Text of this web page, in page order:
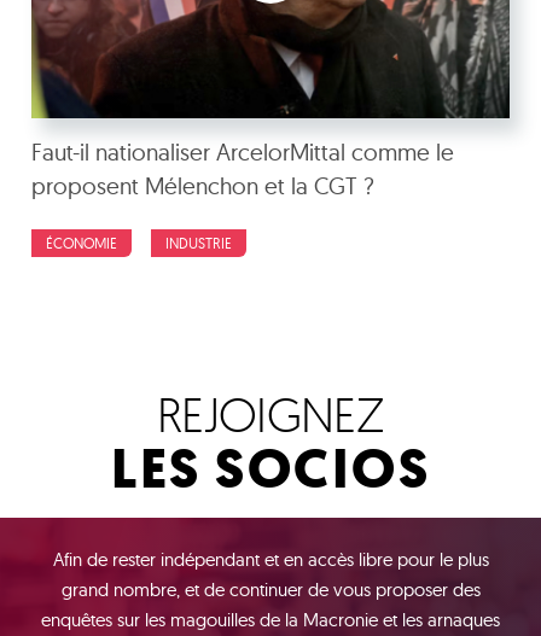
Faut-il nationaliser ArcelorMittal comme le
proposent Mélenchon et la CGT ?
ÉCONOMIE INDUSTRIE
REJOIGNEZ
LES SOCIOS
Afin de rester indépendant et en accès libre pour le plus
grand nombre, et de continuer de vous proposer des
enquêtes sur les magouilles de la Macronie et les arnaques